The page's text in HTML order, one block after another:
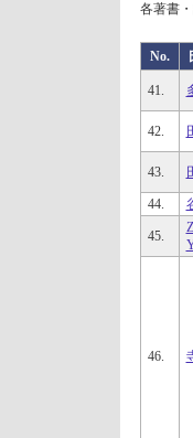
各著書
No.
41.
42.
43.
44.
45.
46.